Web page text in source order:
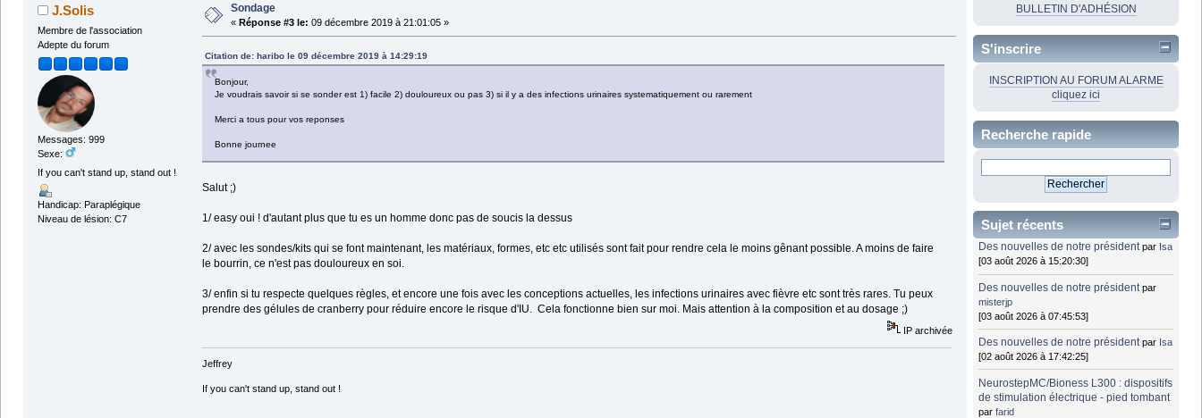
J.Solis
Membre de l'association
Adepte du forum
Messages: 999
Sexe:
If you can't stand up, stand out !
Handicap: Paraplégique
Niveau de lésion: C7
Sondage
« Réponse #3 le: 09 décembre 2019 à 21:01:05 »
Citation de: haribo le 09 décembre 2019 à 14:29:19
Bonjour,
Je voudrais savoir si se sonder est 1) facile 2) douloureux ou pas 3) si il y a des infections urinaires systematiquement ou rarement
Merci a tous pour vos reponses
Bonne journee
Salut ;)
1/ easy oui ! d'autant plus que tu es un homme donc pas de soucis la dessus
2/ avec les sondes/kits qui se font maintenant, les matériaux, formes, etc etc utilisés sont fait pour rendre cela le moins gênant possible. A moins de faire
le bourrin, ce n'est pas douloureux en soi.
3/ enfin si tu respecte quelques règles, et encore une fois avec les conceptions actuelles, les infections urinaires avec fièvre etc sont très rares. Tu peux
prendre des gélules de cranberry pour réduire encore le risque d'IU. Cela fonctionne bien sur moi. Mais attention à la composition et au dosage ;)
IP archivée
Jeffrey
If you can't stand up, stand out !
BULLETIN D'ADHÉSION
S'inscrire
INSCRIPTION AU FORUM ALARME
cliquez ici
Recherche rapide
Sujet récents
Des nouvelles de notre président par Isa
[03 août 2026 à 15:20:30]
Des nouvelles de notre président par
misterjp
[03 août 2026 à 07:45:53]
Des nouvelles de notre président par Isa
[02 août 2026 à 17:42:25]
NeurostepMC/Bioness L300 : dispositifs
de stimulation électrique - pied tombant
parfarid